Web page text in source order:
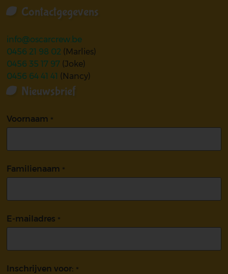
Contactgegevens
info@oscarcrew.be
0456 21 98 02 (Marlies)
0456 35 17 97 (Joke)
0456 64 41 41 (Nancy)
Nieuwsbrief
Voornaam
Familienaam
E-mailadres
Inschrijven voor: